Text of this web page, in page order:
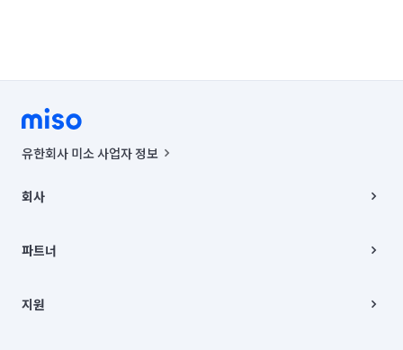
유한회사 미소 사업자 정보
00019 |
주소 | 본사: 서울특별시 종로구 율곡로 6(중학동, 트윈트리빌딩) B동 5층
컨택센터 : 서울특별시 종로구 수송동 율곡로 24, 7층, 8층 미소
상품, 상품정보, 거래에 관한 의무와 책임은 거래당사자에게 있습니다.
언론 보도 관련 문의:
회사
채용
파트너
이사
지원